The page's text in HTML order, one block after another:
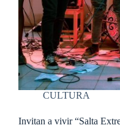
CULTURA
Invitan a vivir “Salta